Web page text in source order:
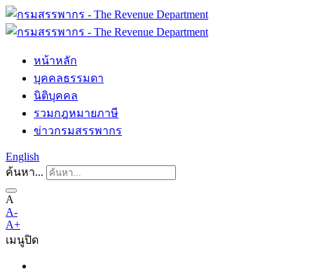
หน้าหลัก
บุคคลธรรมดา
นิติบุคคล
รวมกฎหมายภาษี
ข่าวกรมสรรพากร
English
ค้นหา...
A
A-
A+
เมนูปิด